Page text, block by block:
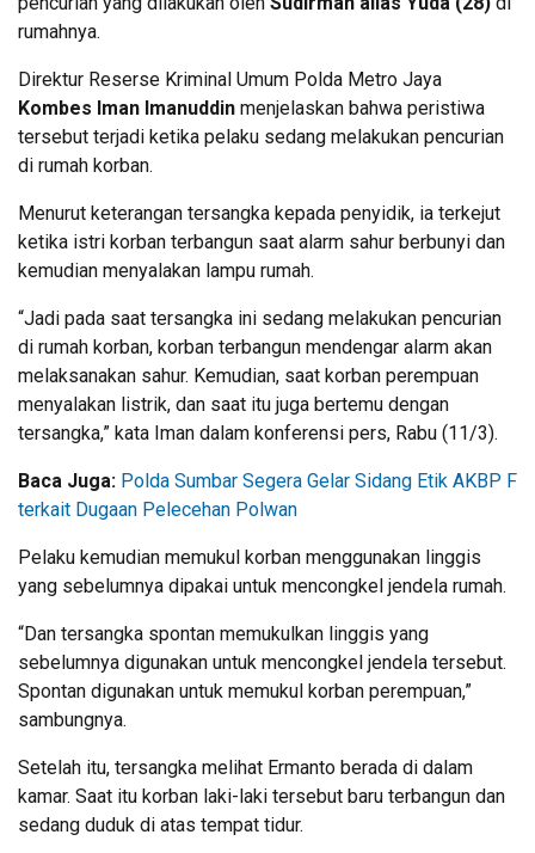
rumahnya.
Direktur Reserse Kriminal Umum Polda Metro Jaya
Kombes Iman Imanuddin menjelaskan bahwa peristiwa
tersebut terjadi ketika pelaku sedang melakukan pencurian
di rumah korban.
Menurut keterangan tersangka kepada penyidik, ia terkejut
ketika istri korban terbangun saat alarm sahur berbunyi dan
kemudian menyalakan lampu rumah.
“Jadi pada saat tersangka ini sedang melakukan pencurian
di rumah korban, korban terbangun mendengar alarm akan
melaksanakan sahur. Kemudian, saat korban perempuan
menyalakan listrik, dan saat itu juga bertemu dengan
tersangka,” kata Iman dalam konferensi pers, Rabu (11/3).
Baca Juga: Polda Sumbar Segera Gelar Sidang Etik AKBP F
terkait Dugaan Pelecehan Polwan
Pelaku kemudian memukul korban menggunakan linggis
yang sebelumnya dipakai untuk mencongkel jendela rumah.
“Dan tersangka spontan memukulkan linggis yang
sebelumnya digunakan untuk mencongkel jendela tersebut.
Spontan digunakan untuk memukul korban perempuan,”
sambungnya.
Setelah itu, tersangka melihat Ermanto berada di dalam
kamar. Saat itu korban laki-laki tersebut baru terbangun dan
sedang duduk di atas tempat tidur.